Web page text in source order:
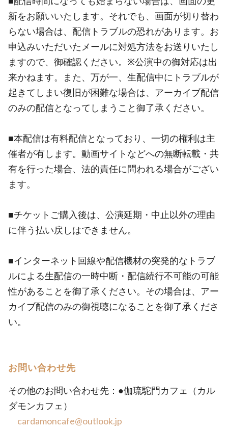
新をお願いいたします。それでも、画面が切り替わ
らない場合は、配信トラブルの恐れがあります。お
申込みいただいたメールに対処方法をお送りいたし
ますので、御確認ください。※公演中の御対応は出
来かねます。また、万が一、生配信中にトラブルが
起きてしまい復旧が困難な場合は、アーカイブ配信
のみの配信となってしまうこと御了承ください。
■本配信は有料配信となっており、一切の権利は主
催者が有します。動画サイトなどへの無断転載・共
有を行った場合、法的責任に問われる場合がござい
ます。
■チケットご購入後は、公演延期・中止以外の理由
に伴う払い戻しはできません。
■インターネット回線や配信機材の突発的なトラブ
ルによる生配信の一時中断・配信続行不可能の可能
性があることを御了承ください。その場合は、アー
カイブ配信のみの御視聴になることを御了承くださ
い。
お問い合わせ先
その他のお問い合わせ先：●伽琉駝門カフェ（カル
ダモンカフェ）
cardamoncafe@outlook.jp